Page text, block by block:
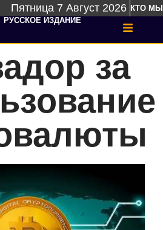
Пятница 7 Август 2026 КТО МЫ
РУССКОЕ ИЗДАНИЕ
за